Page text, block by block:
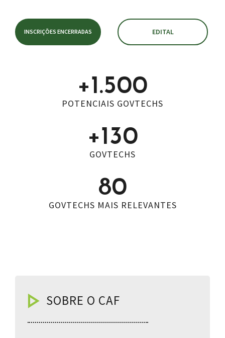
INSCRIÇÕES ENCERRADAS EDITAL
+1.500
POTENCIAIS GOVTECHS
+130
GOVTECHS
80
GOVTECHS MAIS RELEVANTES
SOBRE O CAF